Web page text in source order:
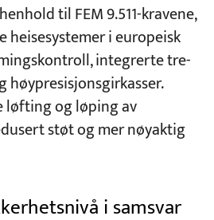
til FEM 9.511-kravene,
heisesystemer i europeisk
integrerte tre-
løfting og løping av
støt og mer nøyaktig
i samsvar